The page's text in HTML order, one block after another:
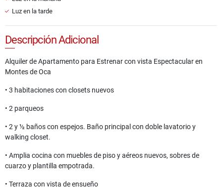
Luz en la tarde
Descripción Adicional
Alquiler de Apartamento para Estrenar con vista Espectacular en
Montes de Oca
• 3 habitaciones con closets nuevos
• 2 parqueos
• 2 y ½ baños con espejos. Baño principal con doble lavatorio y
walking closet.
• Amplia cocina con muebles de piso y aéreos nuevos, sobres de
cuarzo y plantilla empotrada.
• Terraza con vista de ensueño